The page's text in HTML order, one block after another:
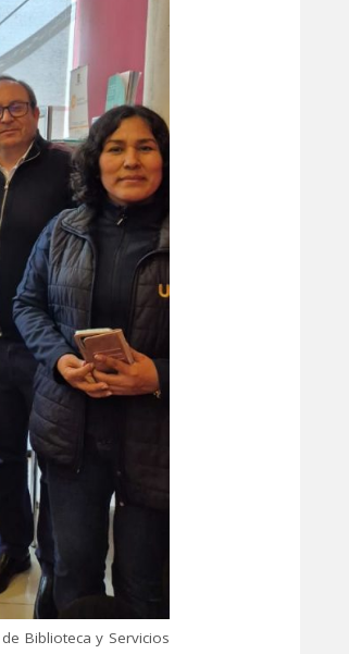
Biblioteca y Servicios